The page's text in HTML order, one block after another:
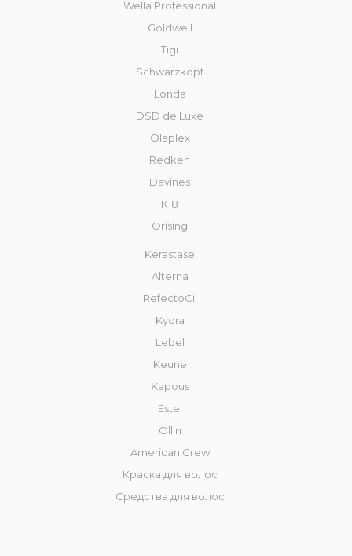
Wella Professional
Goldwell
Tigi
Schwarzkopf
Londa
DSD de Luxe
Olaplex
Redken
Davines
К18
Orising
Kerastase
Alterna
RefectoCil
Kydra
Lebel
Keune
Kapous
Estel
Ollin
American Crew
Краска для волос
Средства для волос